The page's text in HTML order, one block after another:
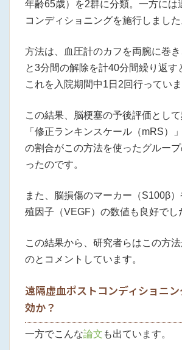
年齢65歳）を2群に分類。一方には
コンディショニングを施行しました
方法は、血圧計のカフを両腕に巻
と3分間の解除を計40分間繰り返す
これを入院期間中1日2回行っていま
この結果、脳梗塞の予後評価とし
「修正ランキンスケール（mRS）
の割合がこの方法を使ったグルー
ったのです。
また、脳損傷のマーカー（S100β
殖因子（VEGF）の数値も良好でし
この結果から、研究者らはこの方
のとコメントしています。
遠隔虚血ポストコンディショニ
効か？
一方でこんな論文 も出ています。